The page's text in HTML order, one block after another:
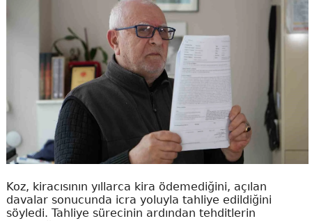
Koz, kiracısının yıllarca kira ödemediğini, açılan
davalar sonucunda icra yoluyla tahliye edildiğini
söyledi. Tahliye sürecinin ardından tehditlerin